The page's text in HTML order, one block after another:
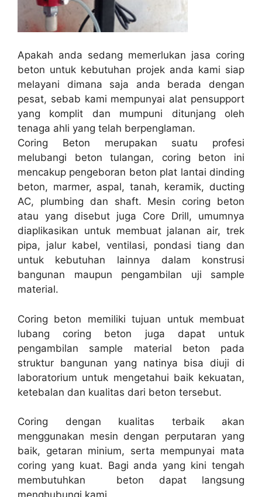
Apakah anda sedang memerlukan jasa coring
beton untuk kebutuhan projek anda kami siap
melayani dimana saja anda berada dengan
pesat, sebab kami mempunyai alat pensupport
yang komplit dan mumpuni ditunjang oleh
tenaga ahli yang telah berpenglaman.
Coring Beton merupakan suatu profesi
melubangi beton tulangan, coring beton ini
mencakup pengeboran beton plat lantai dinding
beton, marmer, aspal, tanah, keramik, ducting
AC, plumbing dan shaft. Mesin coring beton
atau yang disebut juga Core Drill, umumnya
diaplikasikan untuk membuat jalanan air, trek
pipa, jalur kabel, ventilasi, pondasi tiang dan
untuk kebutuhan lainnya dalam konstrusi
bangunan maupun pengambilan uji sample
material.
Coring beton memiliki tujuan untuk membuat
lubang coring beton juga dapat untuk
pengambilan sample material beton pada
struktur bangunan yang natinya bisa diuji di
laboratorium untuk mengetahui baik kekuatan,
ketebalan dan kualitas dari beton tersebut.
Coring dengan kualitas terbaik akan
menggunakan mesin dengan perputaran yang
baik, getaran minium, serta mempunyai mata
coring yang kuat. Bagi anda yang kini tengah
membutuhkan beton dapat langsung